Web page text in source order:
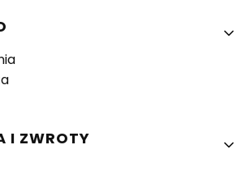
I ZWROTY